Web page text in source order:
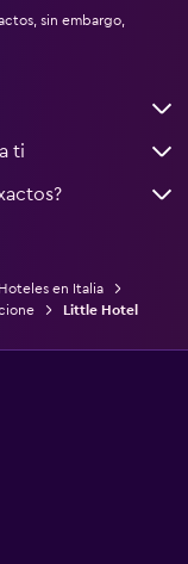
sin embargo,
ti
Hoteles en Italia
Little Hotel